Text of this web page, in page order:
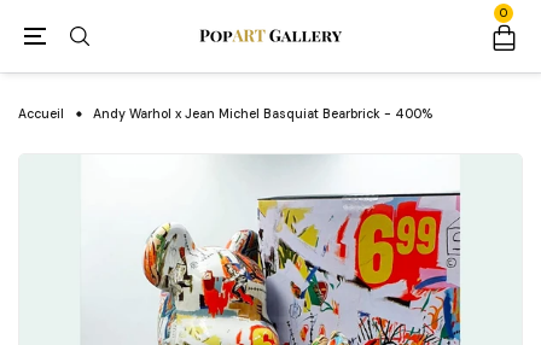
0
Accueil Andy Warhol x Jean Michel Basquiat Bearbrick - 400%